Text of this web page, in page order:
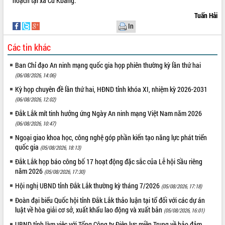
hiện nhiệm vụ quản lý tài sản công
Tháo gỡ những vướng mắc, đẩy mạnh
tại Trung tâm Phục vụ hành chính
Đắk Lắk: Tôn vinh 46 giải pháp tại Hội
Đắk Lắk rà soát, điều chỉnh Đề án 190
về phát triển nuôi trồng thủy sản
Phó Chủ tịch UBND tỉnh Đắk Lắk
Trương Công Thái kiểm tra thực địa
Dự án cao tốc Khánh Hòa - Buôn Ma
Thuột
Định vị cà phê Việt Nam như một “di
sản sống” trong dòng chảy toàn cầu
Xây dựng nông thôn mới: Nâng cao đời
sống người dân từ những mô hình thiết
thực
Quyết liệt tháo gỡ vướng mắc, đẩy
Tuấn Hải
In
Các tin khác
Ban Chỉ đạo An ninh mạng quốc gia họp phiên thường kỳ lần thứ hai
(06/08/2026, 14:06)
Kỳ họp chuyên đề lần thứ hai, HĐND tỉnh khóa XI, nhiệm kỳ 2026-2031
(06/08/2026, 12:02)
Đắk Lắk mít tinh hưởng ứng Ngày An ninh mạng Việt Nam năm 2026
(06/08/2026, 10:47)
Ngoại giao khoa học, công nghệ góp phần kiến tạo năng lực phát triển
quốc gia (05/08/2026, 18:13)
Đắk Lắk họp báo công bố 17 hoạt động đặc sắc của Lễ hội Sầu riêng
năm 2026 (05/08/2026, 17:30)
Hội nghị UBND tỉnh Đắk Lắk thường kỳ tháng 7/2026 (05/08/2026, 17:18)
Đoàn đại biểu Quốc hội tỉnh Đắk Lắk thảo luận tại tổ đối với các dự án
luật về hòa giải cơ sở, xuất khẩu lao động và xuất bản (05/08/2026, 16:01)